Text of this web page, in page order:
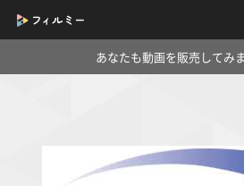
あなたも動画を販売してみ